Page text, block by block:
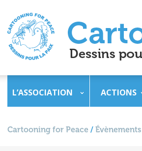
L’ASSOCIATION ACTIONS
Cartooning for Peace / Évènements